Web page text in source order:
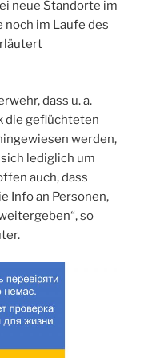
neue Standorte im
noch im Laufe des
dass u. a.
die geflüchteten
werden,
lediglich um
auch, dass
Info an Personen,
so